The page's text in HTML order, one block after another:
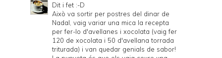
Dit i fet :-D
Això va sortir per postres del dinar de
Nadal, vaig variar una mica la recepta
per fer-lo d'avellanes i xocolata (vaig fer
120 de xocolata i 50 d'avellana torrada
triturada) i van quedar genials de sabor!